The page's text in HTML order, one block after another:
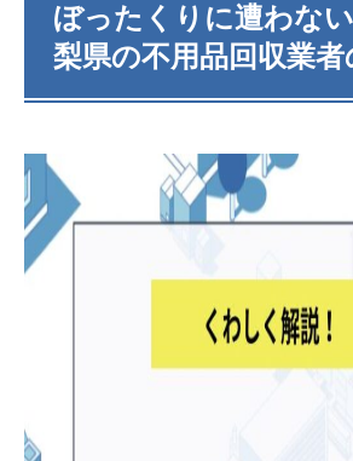
ぼったくりに遭わな
梨県の不用品回収業